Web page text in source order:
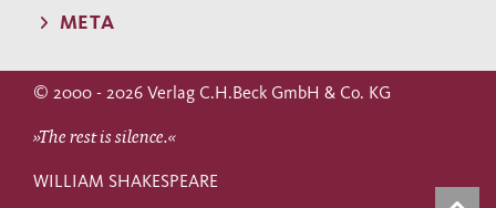
META
© 2000 - 2026 Verlag C.H.Beck GmbH & Co. KG
»The rest is silence.«
WILLIAM SHAKESPEARE